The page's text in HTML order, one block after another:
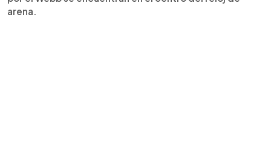
arena.